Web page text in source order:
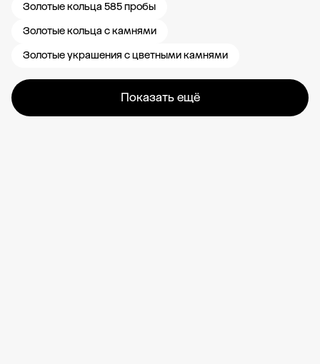
Золотые кольца 585 пробы
Золотые кольца с камнями
Золотые украшения с цветными камнями
Показать ещё